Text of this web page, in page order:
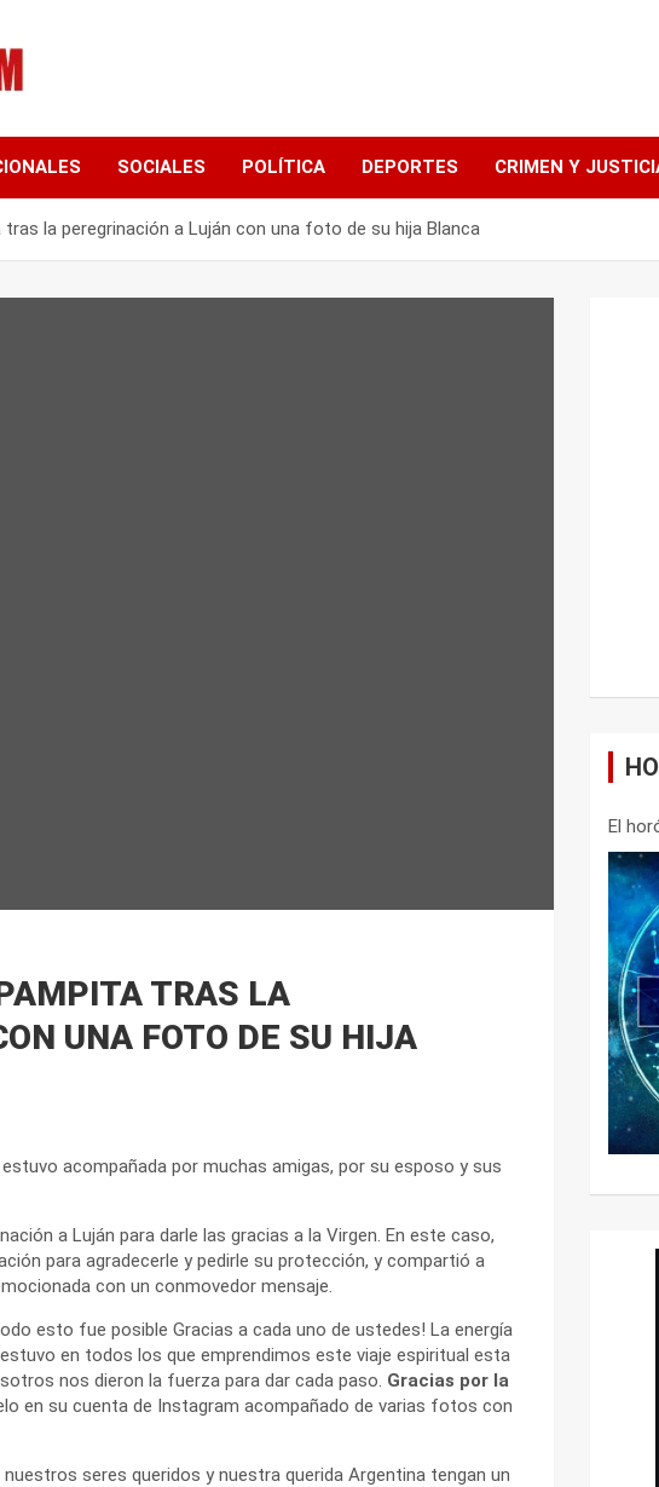
SOCIALES POLÍTICA DEPORTES CRIMEN Y
la peregrinación a Luján con una foto de su hija Blanca
TRAS LA
UNA FOTO DE SU HIJA
acompañada por muchas amigas, por su esposo y sus
a Luján para darle las gracias a la Virgen. En este caso,
para agradecerle y pedirle su protección, y compartió a
con un conmovedor mensaje.
esto fue posible Gracias a cada uno de ustedes! La energía
en todos los que emprendimos este viaje espiritual esta
nos dieron la fuerza para dar cada paso. Gracias por la
en su cuenta de Instagram acompañado de varias fotos con
seres queridos y nuestra querida Argentina tengan un
El